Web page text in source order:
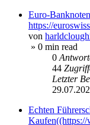
Euro-
https://
von
» 0 min read
0
44
Letzter
Echten
Kaufen((https://